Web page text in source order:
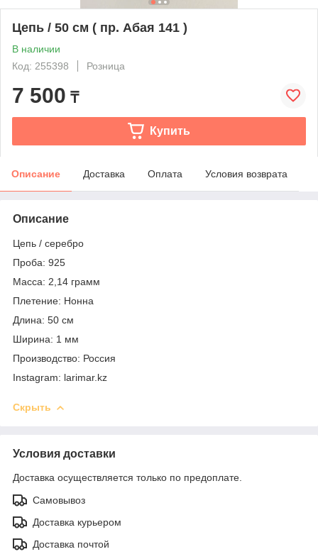
Цепь / 50 см ( пр. Абая 141 )
В наличии
Код: 255398
Розница
7 500 ₸
Купить
Описание Доставка Оплата Условия возврата
Описание
Цепь / серебро
Проба: 925
Масса: 2,14 грамм
Плетение: Нонна
Длина: 50 см
Ширина: 1 мм
Производство: Россия
Instagram: larimar.kz
Скрыть
Условия доставки
Доставка осуществляется только по предоплате.
Самовывоз
Доставка курьером
Доставка почтой